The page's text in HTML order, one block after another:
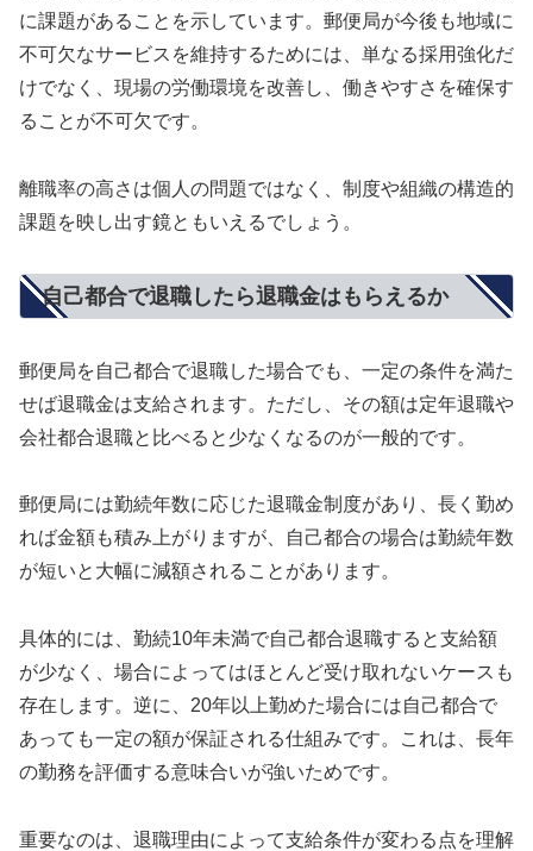
に課題があることを示しています。郵便局が今後も地域に
不可欠なサービスを維持するためには、単なる採用強化だ
けでなく、現場の労働環境を改善し、働きやすさを確保す
ることが不可欠です。
離職率の高さは個人の問題ではなく、制度や組織の構造的
課題を映し出す鏡ともいえるでしょう。
自己都合で退職したら退職金はもらえるか
郵便局を自己都合で退職した場合でも、一定の条件を満た
せば退職金は支給されます。ただし、その額は定年退職や
会社都合退職と比べると少なくなるのが一般的です。
郵便局には勤続年数に応じた退職金制度があり、長く勤め
れば金額も積み上がりますが、自己都合の場合は勤続年数
が短いと大幅に減額されることがあります。
具体的には、勤続10年未満で自己都合退職すると支給額
が少なく、場合によってはほとんど受け取れないケースも
存在します。逆に、20年以上勤めた場合には自己都合で
あっても一定の額が保証される仕組みです。これは、長年
の勤務を評価する意味合いが強いためです。
重要なのは、退職理由によって支給条件が変わる点を理解